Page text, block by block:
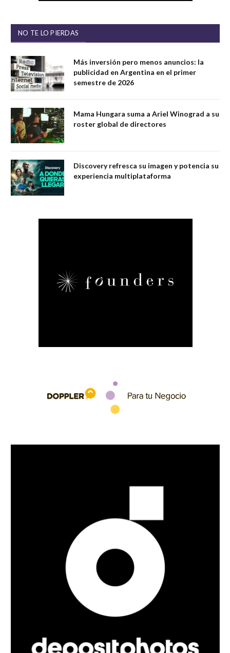
NO TE LO PIERDAS
Más inversión pero menos anuncios: la
publicidad en Argentina en el primer
semestre de 2026
Mama Hungara suma a Ariel Winograd a su
roster global de directores
Discovery refresca su imagen y potencia su
experiencia multiplataforma